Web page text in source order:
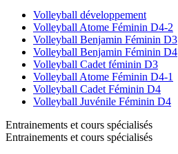
Volleyball développement
Volleyball Atome Féminin D4-2
Volleyball Benjamin Féminin D3
Volleyball Benjamin Féminin D4
Volleyball Cadet féminin D3
Volleyball Atome Féminin D4-1
Volleyball Cadet Féminin D4
Volleyball Juvénile Féminin D4
Entrainements et cours spécialisés
Entrainements et cours spécialisés